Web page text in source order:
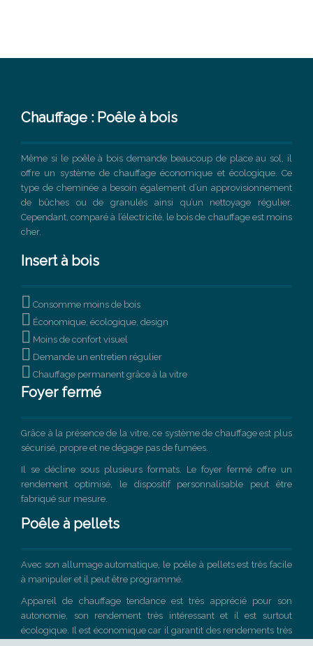
Chauffage : Poêle à bois
Même si le poêle à bois demande beaucoup de place au sol, il
offre un système de chauffage économique et écologique. Ce
type de cheminée a besoin également d’un approvisionnement
de bûches ou de granulés ainsi qu’un nettoyage régulier.
Cependant, comparé à l’électricité, le bois de chauffage est moins
cher.
Insert à bois
 Consomme moins de bois
 Économique, écologique, design
 Moins de confort visuel
 Demande un entretien régulier
 Chauffage permanent grâce à la vitre
Foyer fermé
Grâce à la présence de la vitre, ce système de chauffage est plus
sécurisé, propre et ne dégage pas de fumées.
Il se décline sous plusieurs formats. Le foyer fermé offre un
rendement optimisé, le dispositif personnalisable peut être
fabriqué sur mesure.
Poêle à pellets
Avec son allumage automatique, le poêle à pellets est très facile
à manipuler et il peut être programmé.
Appareil de chauffage tendance est très apprécié pour son
autonomie, son rendement très intéressant et il est surtout
écologique. Il est économique car il garantit des rendements très